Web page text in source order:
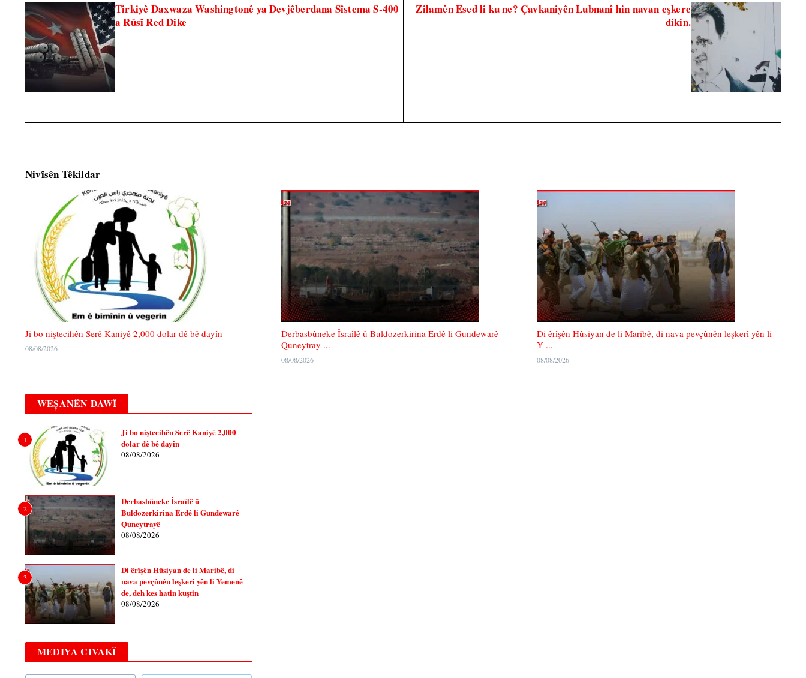
Tirkiyê Daxwaza Washingtonê ya Devjêberdana Sîstema S-400
a Rûsî Red Dike
Zilamên Esed li ku ne? Çavkaniyên Lubnanî hin navan eşkere
dikin.
Nivîsên Têkildar
Ji bo niştecihên Serê Kaniyê 2,000 dolar dê bê dayîn
08/08/2026
Derbasbûneke Îsraîlê û Buldozerkirina Erdê li Gundewarê
Quneytray ...
08/08/2026
Di êrîşên Hûsiyan de li Maribê, di nava pevçûnên leşkerî yên li
Y ...
08/08/2026
WEȘANÊN DAWÎ
1
Ji bo niştecihên Serê Kaniyê 2,000
dolar dê bê dayîn
08/08/2026
2
Derbasbûneke Îsraîlê û
Buldozerkirina Erdê li Gundewarê
Quneytrayê
08/08/2026
3
Di êrîşên Hûsiyan de li Maribê, di
nava pevçûnên leşkerî yên li Yemenê
de, deh kes hatin kuştin
08/08/2026
MEDIYA CIVAKÎ